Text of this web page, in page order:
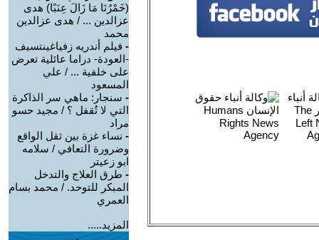
(خَمْرُنَا مَا زَالَ عِنَبًا) هدى
عزالدين ... / هدى عزالدين
محمد
- فيلم أندريه زفياغينتسيف
-العودة- دراما عائلية تعرض
على خلفية ... / علي
المسعود
- سنجار: ماهي سر الذاكرة
التي لا تُقفل ؟ / مجيد حسو
مراد
- نساء غزة بين ثقل الواقع
وضرورة التعافي / سلامه
ابو زعيتر
- طرق العلاج والتدخل
المبكر للتوحد. / محمد بسام
العمري
المزيد.....